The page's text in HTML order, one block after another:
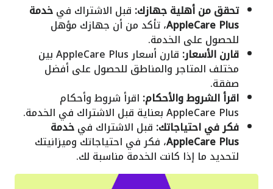
تحقق من أهلية جهازك: قبل الاشتراك فيخدمة
AppleCare Plus، تأكد من أن جهازك مؤهل
للحصول على الخدمة.
قارن الأسعار: قارن أسعار AppleCare Plus بين
مختلف المتاجر والمناطق للحصول على أفضل
صفقة.
اقرأ الشروط والأحكام: اقرأ شروط وأحكام
AppleCare Plus بعناية قبل الاشتراك في الخدمة.
فكر في احتياجاتك: قبل الاشتراك فيخدمة
AppleCare Plus، فكر في احتياجاتك وميزانيتك
لتحديد ما إذا كانت الخدمة مناسبة لك.